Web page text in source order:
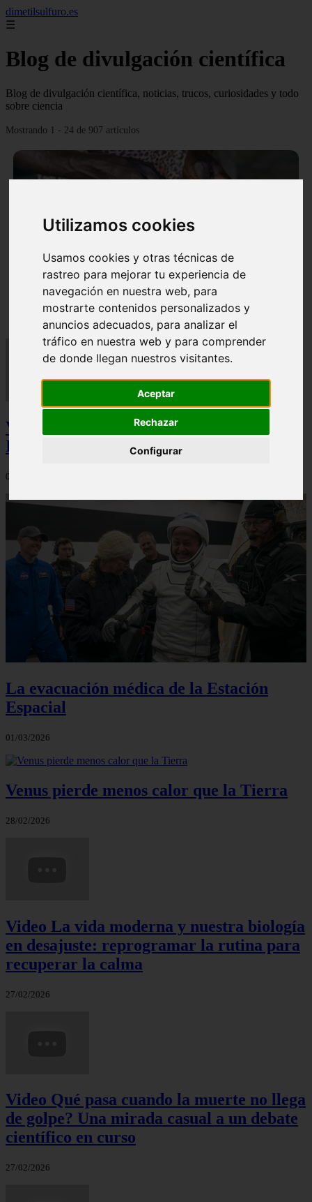
Utilizamos cookies
Usamos cookies y otras técnicas de
rastreo para mejorar tu experiencia de
navegación en nuestra web, para
mostrarte contenidos personalizados y
anuncios adecuados, para analizar el
tráfico en nuestra web y para comprender
de donde llegan nuestros visitantes.
Aceptar
Rechazar
Configurar
dimetilsulfuro.es
☰
Blog de divulgación científica
Blog de divulgación científica, noticias, trucos, curiosidades y todo
sobre ciencia
Mostrando 1 - 24 de 907 artículos
En África harán lo que parecía imposible: Utilizarán
moléculas de agua para cocinar sus alimentos
Video Advertencias desde la cúspide de la
IA: Hinton y el posible colapso social
06/03/2026
La evacuación médica de la Estación
Espacial
01/03/2026
Venus pierde menos calor que la Tierra
28/02/2026
Video La vida moderna y nuestra biología
en desajuste: reprogramar la rutina para
recuperar la calma
27/02/2026
Video Qué pasa cuando la muerte no llega
de golpe? Una mirada casual a un debate
científico en curso
27/02/2026